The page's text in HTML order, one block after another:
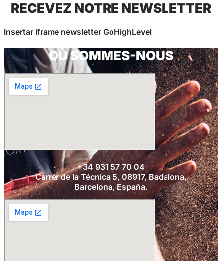
RECEVEZ NOTRE NEWSLETTER
Insertar iframe newsletter GoHighLevel
OÙ SOMMES-NOUS
+34 931 57 70 04
Carrer de la Técnica 5, 08917, Badalona,
Barcelona, España.